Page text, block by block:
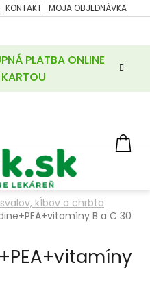
PLATBA ONLINE
KONTAKT MOJA OBJEDNÁVKA
kĺbov a chrbta
B a C 30